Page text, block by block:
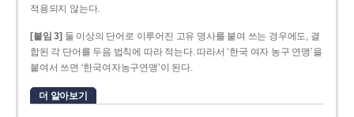
적용되지 않는다.
[붙임 3] 둘 이상의 단어로 이루어진 고유 명사를 붙여 쓰는 경우에도, 결
합된 각 단어를 두음 법칙에 따라 적는다. 따라서 ‘한국 여자 농구 연맹’을
붙여서 쓰면 ‘한국여자농구연맹’이 된다.
더 알아보기